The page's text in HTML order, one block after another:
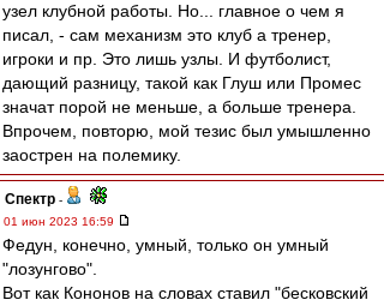
узел клубной работы. Но... главное о чем я
писал, - сам механизм это клуб а тренер,
игроки и пр. Это лишь узлы. И футболист,
дающий разницу, такой как Глуш или Промес
значат порой не меньше, а больше тренера.
Впрочем, повторю, мой тезис был умышленно
заострен на полемику.
Спектр -
01 июн 2023 16:59
Федун, конечно, умный, только он умный
"лозунгово".
Вот как Кононов на словах ставил "бесковский